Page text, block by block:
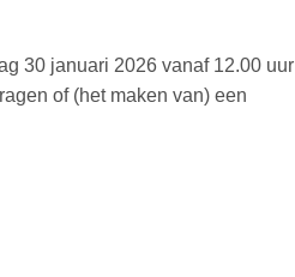
30 januari 2026 vanaf 12.00 uur
of (het maken van) een